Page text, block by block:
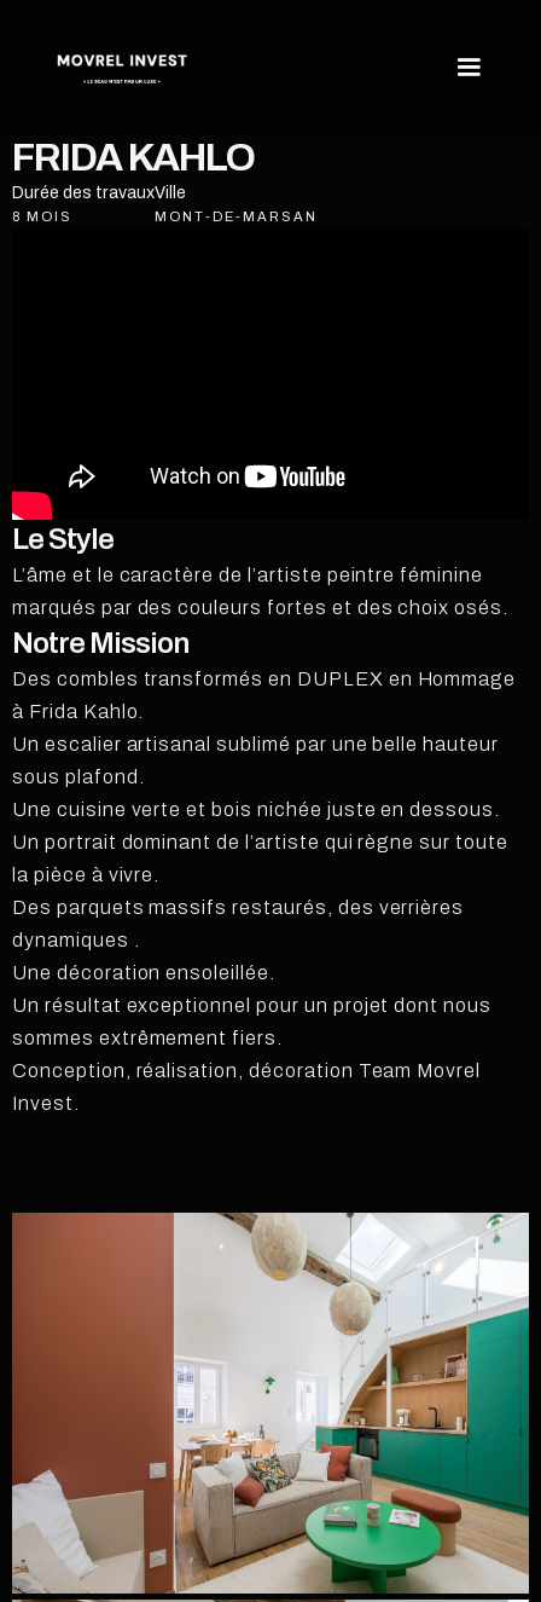
FRIDA KAHLO
Durée des travaux
8 MOIS
Ville
MONT-DE-MARSAN
Le Style
L’âme et le caractère de l’artiste peintre féminine
marqués par des couleurs fortes et des choix osés.
Notre Mission
Des combles transformés en DUPLEX en Hommage
à Frida Kahlo.
Un escalier artisanal sublimé par une belle hauteur
sous plafond.
Une cuisine verte et bois nichée juste en dessous.
Un portrait dominant de l’artiste qui règne sur toute
la pièce à vivre.
Des parquets massifs restaurés, des verrières
dynamiques .
Une décoration ensoleillée.
Un résultat exceptionnel pour un projet dont nous
sommes extrêmement fiers.
Conception, réalisation, décoration Team Movrel
Invest.